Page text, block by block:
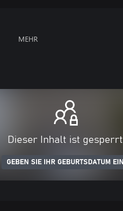
MEHR
Dieser Inhalt ist gesperrt
GEBEN SIE IHR GEBURTSDATUM EIN